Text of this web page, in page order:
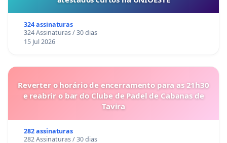
324 assinaturas
324 Assinaturas / 30 dias
15 Jul 2026
Reverter o horário de encerramento para as 21h30
e reabrir o bar do Clube de Padel de Cabanas de
Tavira
282 assinaturas
282 Assinaturas / 30 dias